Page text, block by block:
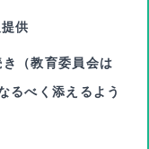
供
（教育委員会は
るべく添えるよう